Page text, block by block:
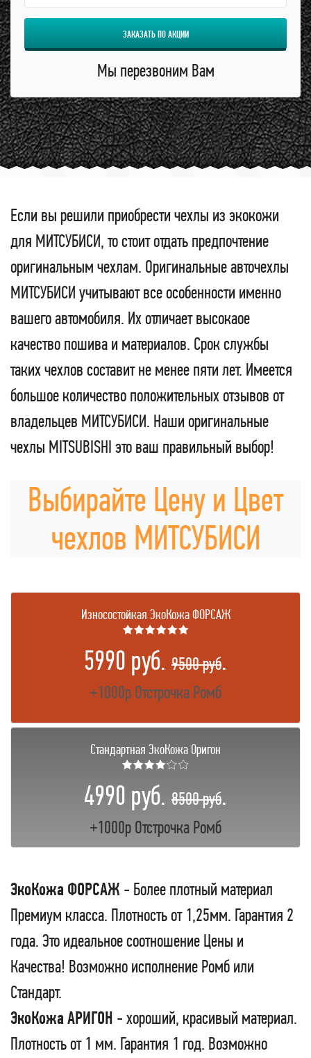
ЗАКАЗАТЬ ПО АКЦИИ
Мы перезвоним Вам
Если вы решили приобрести чехлы из экокожи
для МИТСУБИСИ, то стоит отдать предпочтение
оригинальным чехлам. Оригинальные авточехлы
МИТСУБИСИ учитывают все особенности именно
вашего автомобиля. Их отличает высокаое
качество пошива и материалов. Срок службы
таких чехлов составит не менее пяти лет. Имеется
большое количество положительных отзывов от
владельцев МИТСУБИСИ. Наши оригинальные
чехлы MITSUBISHI это ваш правильный выбор!
Выбирайте Цену и Цвет
чехлов МИТСУБИСИ
Износостойкая ЭкоКожа ФОРСАЖ
★★★★★★
5990 руб. 9500 руб.
+1000р Отстрочка Ромб
Стандартная ЭкоКожа Оригон
★★★★☆☆
4990 руб. 8500 руб.
+1000р Отстрочка Ромб
ЭкоКожа ФОРСАЖ - Более плотный материал
Премиум класса. Плотность от 1,25мм. Гарантия 2
года. Это идеальное соотношение Цены и
Качества! Возможно исполнение Ромб или
Стандарт.
ЭкоКожа АРИГОН - хороший, красивый материал.
Плотность от 1 мм. Гарантия 1 год. Возможно